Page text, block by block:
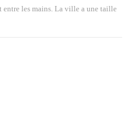
entre les mains. La ville a une taille